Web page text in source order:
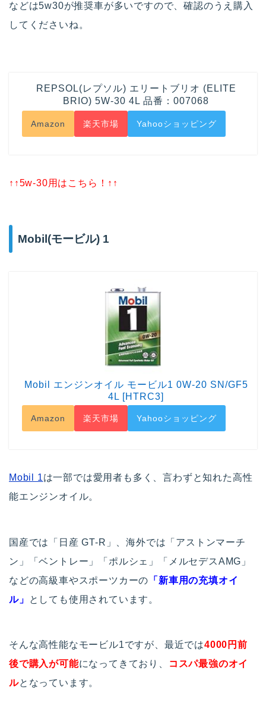
などは5w30が推奨車が多いですので、確認のうえ購入
してくださいね。
REPSOL(レプソル) エリートブリオ (ELITE
BRIO) 5W-30 4L 品番：007068
Amazon 楽天市場 Yahooショッピング
↑↑5w-30用はこちら！↑↑
Mobil(モービル) 1
Mobil エンジンオイル モービル1 0W-20 SN/GF5
4L [HTRC3]
Amazon 楽天市場 Yahooショッピング
Mobil 1は一部では愛用者も多く、言わずと知れた高性
能エンジンオイル。
国産では「日産 GT-R」、海外では「アストンマーチ
ン」「ベントレー」「ポルシェ」「メルセデスAMG」
などの高級車やスポーツカーの 「新車用の充填オイ
ル」
としても使用されています。
そんな高性能なモービル1ですが、最近では4000円前
後で購入が可能になってきており、
コスパ最強のオイ
ルとなっています。